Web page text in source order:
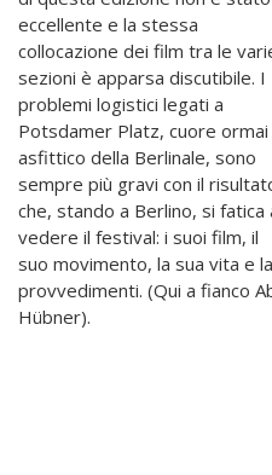
eccellente e la stessa
collocazione dei film tra le
sezioni è apparsa discutibile. I
problemi logistici legati a
Potsdamer Platz, cuore ormai
asfittico della Berlinale, sono
sempre più gravi con il
che, stando a Berlino, si fatica
vedere il festival: i suoi film, il
suo movimento, la sua vita e
provvedimenti. (Qui a fianco
Hübner).